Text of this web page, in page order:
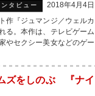
ンタビュー
2018年4月4日
作『ジュマンジ／ウェルカ
る。本作は、テレビゲーム
やセクシー美女などのゲー
ズをしのぶ 『ナイ